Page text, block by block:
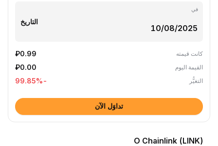
في
التاريخ
كانت قيمته ₽0.99
القيمة اليوم ₽0.00
التغيُّر -99.85
%
تداوَل الآن
O Chainlink (LINK)